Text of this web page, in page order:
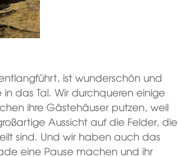
ist wunderschön und
das Tal. Wir durchqueren einige
ihre Gästehäuser putzen, weil
Aussicht auf die Felder, die
sind. Und wir haben auch das
eine Pause machen und ihr